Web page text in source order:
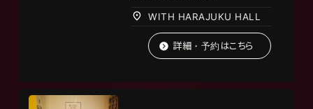
WITH HARAJUKU HALL
詳細・予約はこちら